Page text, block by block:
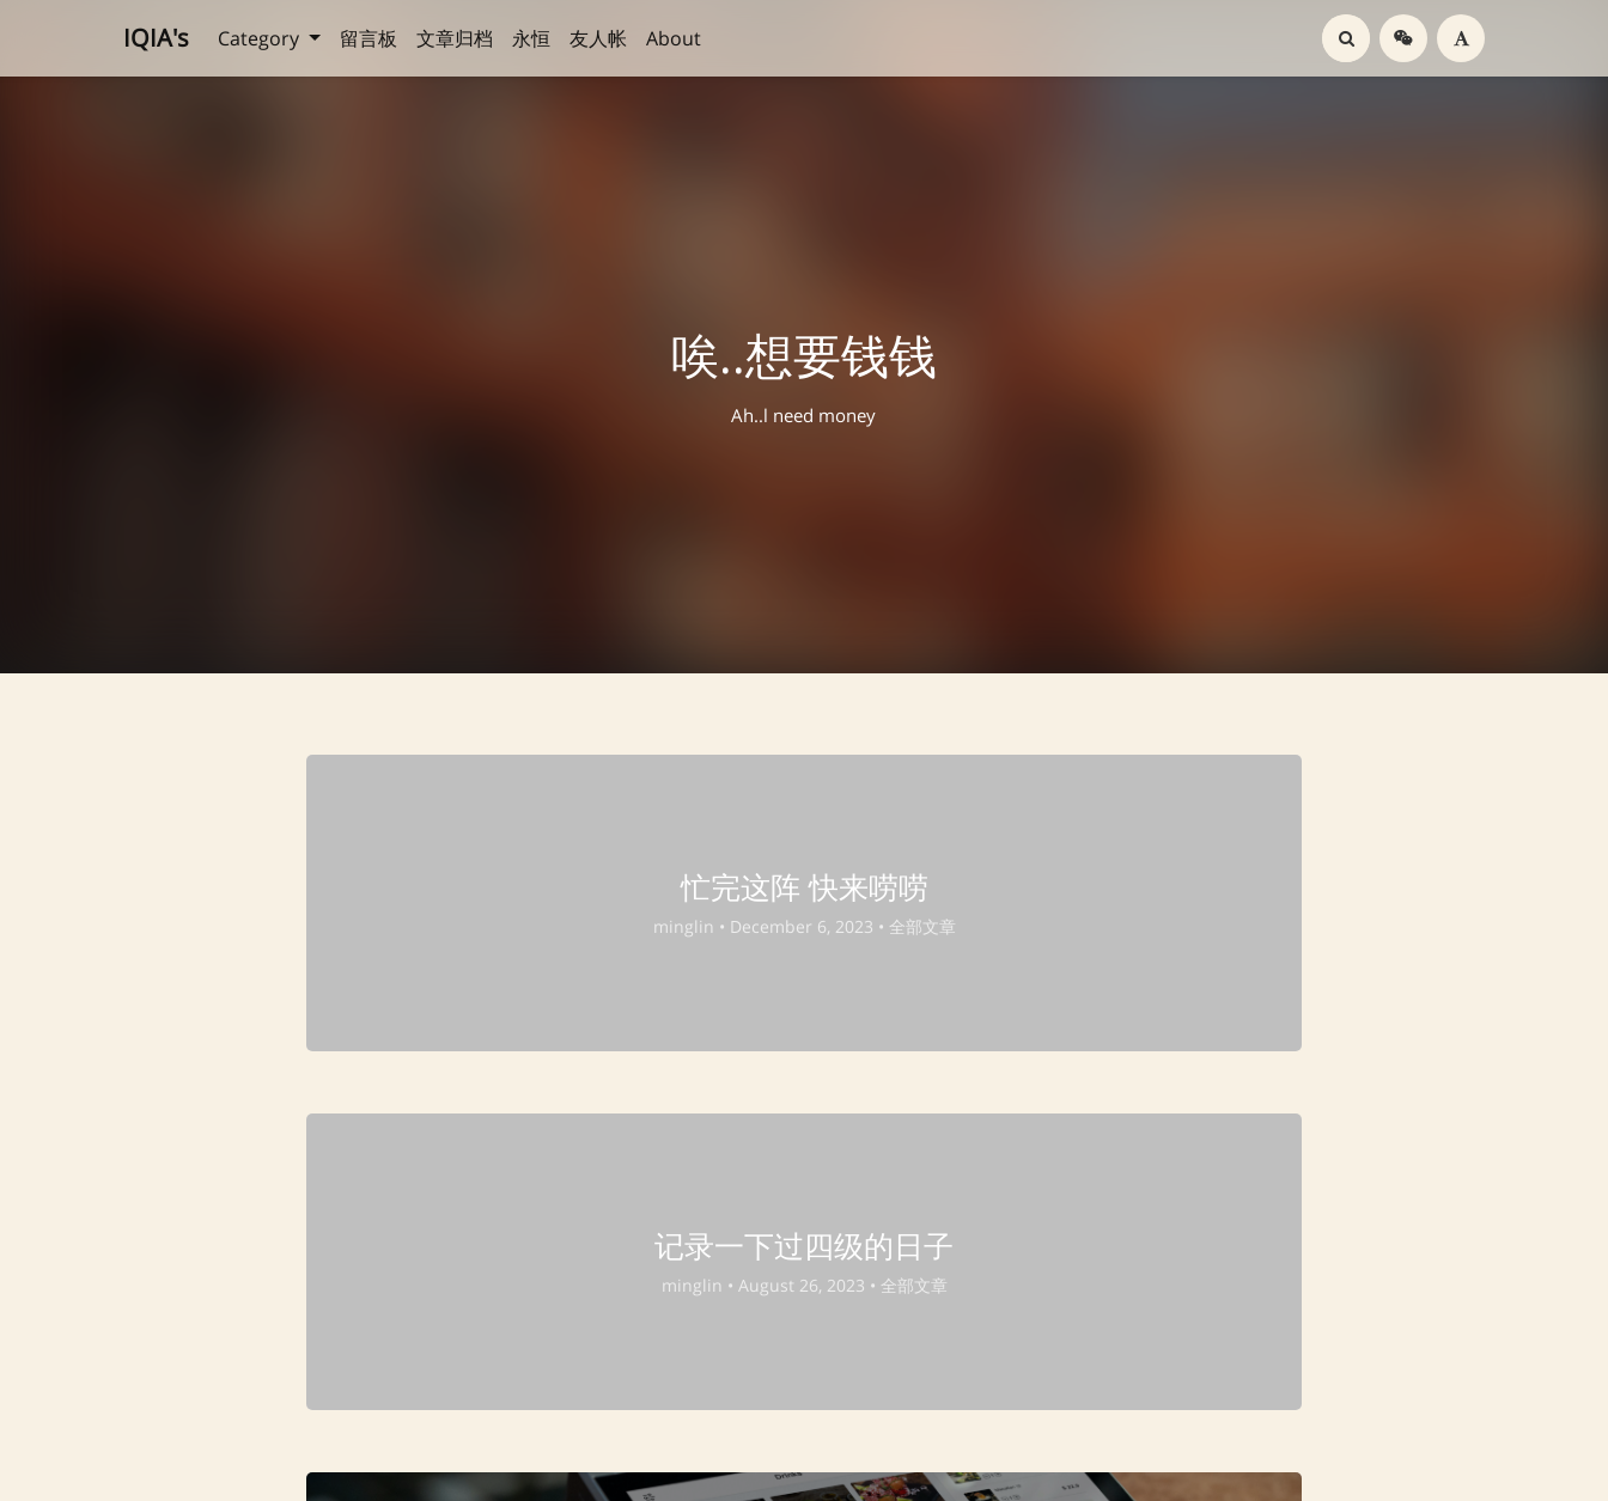
IQIA's Category 留言板 文章归档 永恒 友人帐 About
唉..想要钱钱
Ah..l need money
忙完这阵 快来唠唠
minglin • December 6, 2023 • 全部文章
记录一下过四级的日子
minglin • August 26, 2023 • 全部文章